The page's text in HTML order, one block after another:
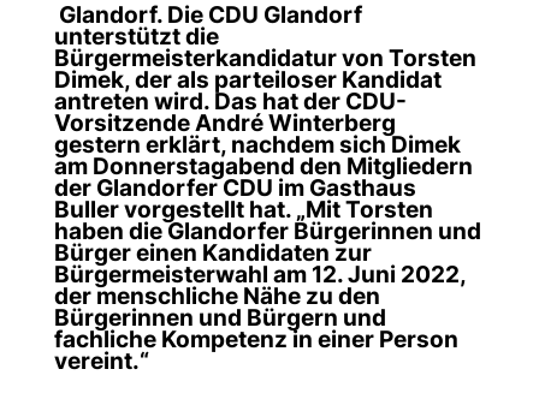
Glandorf. Die CDU Glandorf
unterstützt die
Bürgermeisterkandidatur von Torsten
Dimek, der als parteiloser Kandidat
antreten wird. Das hat der CDU-
Vorsitzende André Winterberg
gestern erklärt, nachdem sich Dimek
am Donnerstagabend den Mitgliedern
der Glandorfer CDU im Gasthaus
Buller vorgestellt hat. „Mit Torsten
haben die Glandorfer Bürgerinnen und
Bürger einen Kandidaten zur
Bürgermeisterwahl am 12. Juni 2022,
der menschliche Nähe zu den
Bürgerinnen und Bürgern und
fachliche Kompetenz in einer Person
vereint.“